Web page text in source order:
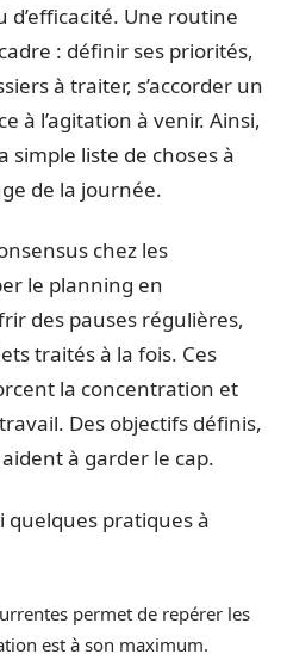
Une routine
: définir ses priorités,
à traiter, s’accorder un
à l’agitation à venir. Ainsi,
simple liste de choses à
de la journée.
chez les
le planning en
des pauses régulières,
traités à la fois. Ces
la concentration et
Des objectifs définis,
à garder le cap.
quelques pratiques à
permet de repérer les
est à son maximum.